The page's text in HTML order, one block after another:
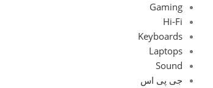
Gaming
Hi-Fi
Keyboards
Laptops
Sound
جی پی اس